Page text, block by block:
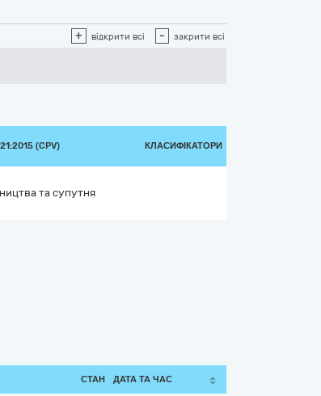
+ відкрити всі - закрити всі
(CPV) КЛАСИФІКАТОРИ
та супутня
СТАН ДАТА ТА ЧАС